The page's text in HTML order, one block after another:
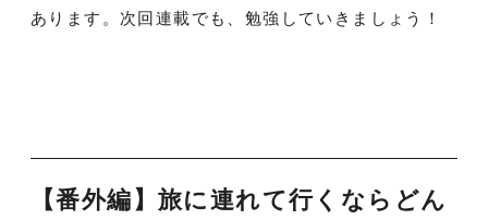
あります。次回連載でも、勉強していきましょう！
【番外編】旅に連れて行くならどん